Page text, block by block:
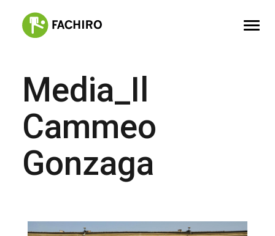
FACHIRO
PORTFOLIO
CONTATTI
Media_Il
Cammeo
Gonzaga